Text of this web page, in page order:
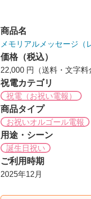
商品名
メモリアルメッセージ（
価格（税込）
22,000 円（送料・文字料
祝電カテゴリ
祝電（お祝い電報）
商品タイプ
お祝いオルゴール電報
用途・シーン
誕生日祝い
ご利用時期
2025年12月